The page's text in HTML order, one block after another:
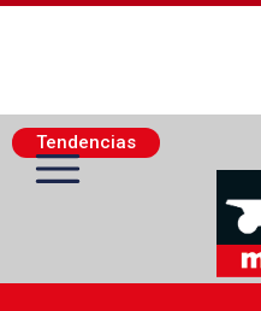
Tendencias